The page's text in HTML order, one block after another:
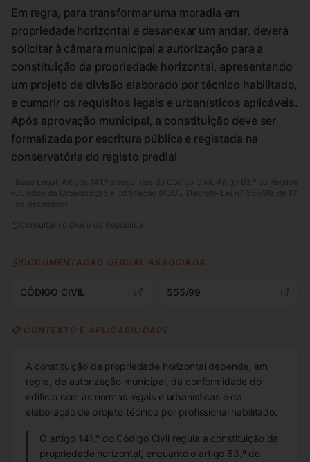
Em regra, para transformar uma moradia em
propriedade horizontal e desanexar um andar, deverá
solicitar à câmara municipal a autorização para a
constituição da propriedade horizontal, apresentando
um projeto de divisão elaborado por técnico habilitado,
e cumprir os requisitos legais e urbanísticos aplicáveis.
Após aprovação municipal, a constituição deve ser
formalizada por escritura pública e registada na
conservatória do registo predial.
Base Legal: Artigos 141.º e seguintes do Código Civil; Artigo 63.º do Regime
Jurídico da Urbanização e Edificação (RJUE, Decreto-Lei n.º 555/99, de 16
de dezembro).
Consultar no Diário da República
DOCUMENTAÇÃO OFICIAL ASSOCIADA
CÓDIGO CIVIL 555/99
📋 CONTEXTO E APLICABILIDADE
A constituição da propriedade horizontal depende, em
regra, de autorização municipal, da conformidade do
edifício com as normas legais e urbanísticas e da
elaboração de projeto técnico por profissional habilitado.
O artigo 141.º do Código Civil regula a constituição da
propriedade horizontal, enquanto o artigo 63.º do